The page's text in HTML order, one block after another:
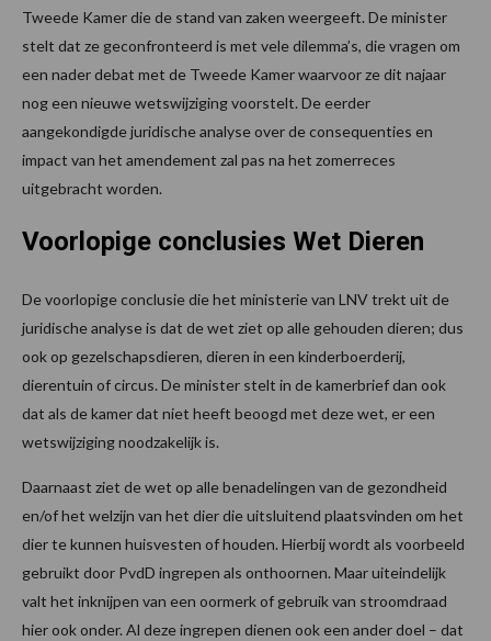
Tweede Kamer die de stand van zaken weergeeft. De minister
stelt dat ze geconfronteerd is met vele dilemma’s, die vragen om
een nader debat met de Tweede Kamer waarvoor ze dit najaar
nog een nieuwe wetswijziging voorstelt. De eerder
aangekondigde juridische analyse over de consequenties en
impact van het amendement zal pas na het zomerreces
uitgebracht worden.
Voorlopige conclusies Wet Dieren
De voorlopige conclusie die het ministerie van LNV trekt uit de
juridische analyse is dat de wet ziet op alle gehouden dieren; dus
ook op gezelschapsdieren, dieren in een kinderboerderij,
dierentuin of circus. De minister stelt in de kamerbrief dan ook
dat als de kamer dat niet heeft beoogd met deze wet, er een
wetswijziging noodzakelijk is.
Daarnaast ziet de wet op alle benadelingen van de gezondheid
en/of het welzijn van het dier die uitsluitend plaatsvinden om het
dier te kunnen huisvesten of houden. Hierbij wordt als voorbeeld
gebruikt door PvdD ingrepen als onthoornen. Maar uiteindelijk
valt het inknijpen van een oormerk of gebruik van stroomdraad
hier ook onder. Al deze ingrepen dienen ook een ander doel – dat